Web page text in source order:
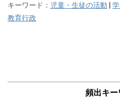
キーワード： 児童・生徒の活動
教育行政
頻出キー